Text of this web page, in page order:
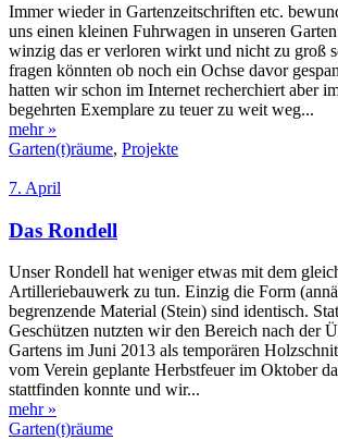
Immer wieder in Gartenzeitschriften etc.
uns einen kleinen Fuhrwagen in unseren
winzig das er verloren wirkt und nicht zu groß
fragen könnten ob noch ein Ochse davor
hatten wir schon im Internet recherchiert aber
begehrten Exemplare zu teuer zu weit weg...
mehr »
Garten(t)räume, Projekte
7. April
Das Rondell
Unser Rondell hat weniger etwas mit dem
Artilleriebauwerk zu tun. Einzig die Form
begrenzende Material (Stein) sind identisch.
Geschützen nutzten wir den Bereich nach der
Gartens im Juni 2013 als temporären
vom Verein geplante Herbstfeuer im Oktober
stattfinden konnte und wir...
mehr »
Garten(t)räume